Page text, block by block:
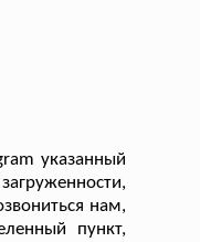
указанный
нам,
пункт,